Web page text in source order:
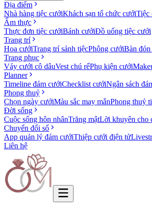
Địa điểm
Nhà hàng tiệc cướiKhách sạn tổ chức cướiTiệc
Ẩm thực
Thực đơn tiệc cướiBánh cướiĐồ uống tiệc cưới
Trang trí
Hoa cướiTrang trí sảnh tiệcPhông cướiBàn đón
Trang phục
Váy cưới cô dâuVest chú rểPhụ kiện cưới
Planner
Timeline đám cướiChecklist cướiNgân sách
Phong thuỷ
Chọn ngày cướiMàu sắc may mắnPhong thuỷ
Đời sống
Cuộc sống hôn nhânTrăng mậtLời khuyên cho
Chuyển đổi số
App quản lý đám cướiThiệp cưới điện tử
Liên hệ